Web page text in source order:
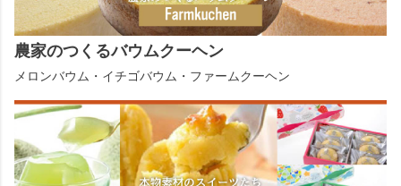
農家のつくるバウムクーヘン
メロンバウム・イチゴバウム・ファームクーヘン